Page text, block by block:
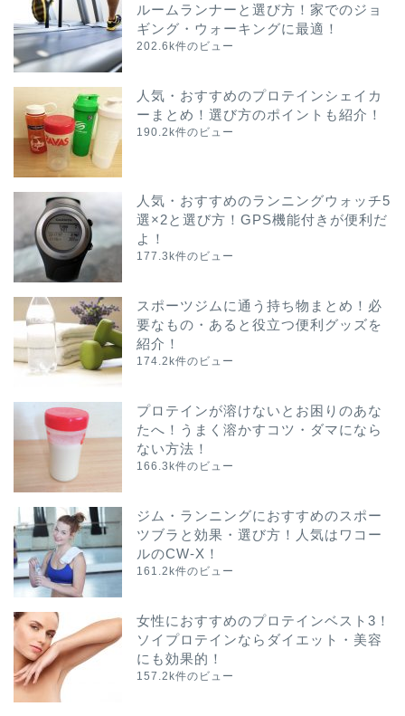
ルームランナーと選び方！家でのジョ
ギング・ウォーキングに最適！
202.6k件のビュー
人気・おすすめのプロテインシェイカ
ーまとめ！選び方のポイントも紹介！
190.2k件のビュー
人気・おすすめのランニングウォッチ5
選×2と選び方！GPS機能付きが便利だ
よ！
177.3k件のビュー
スポーツジムに通う持ち物まとめ！必
要なもの・あると役立つ便利グッズを
紹介！
174.2k件のビュー
プロテインが溶けないとお困りのあな
たへ！うまく溶かすコツ・ダマになら
ない方法！
166.3k件のビュー
ジム・ランニングにおすすめのスポー
ツブラと効果・選び方！人気はワコー
ルのCW-X！
161.2k件のビュー
女性におすすめのプロテインベスト3！
ソイプロテインならダイエット・美容
にも効果的！
157.2k件のビュー